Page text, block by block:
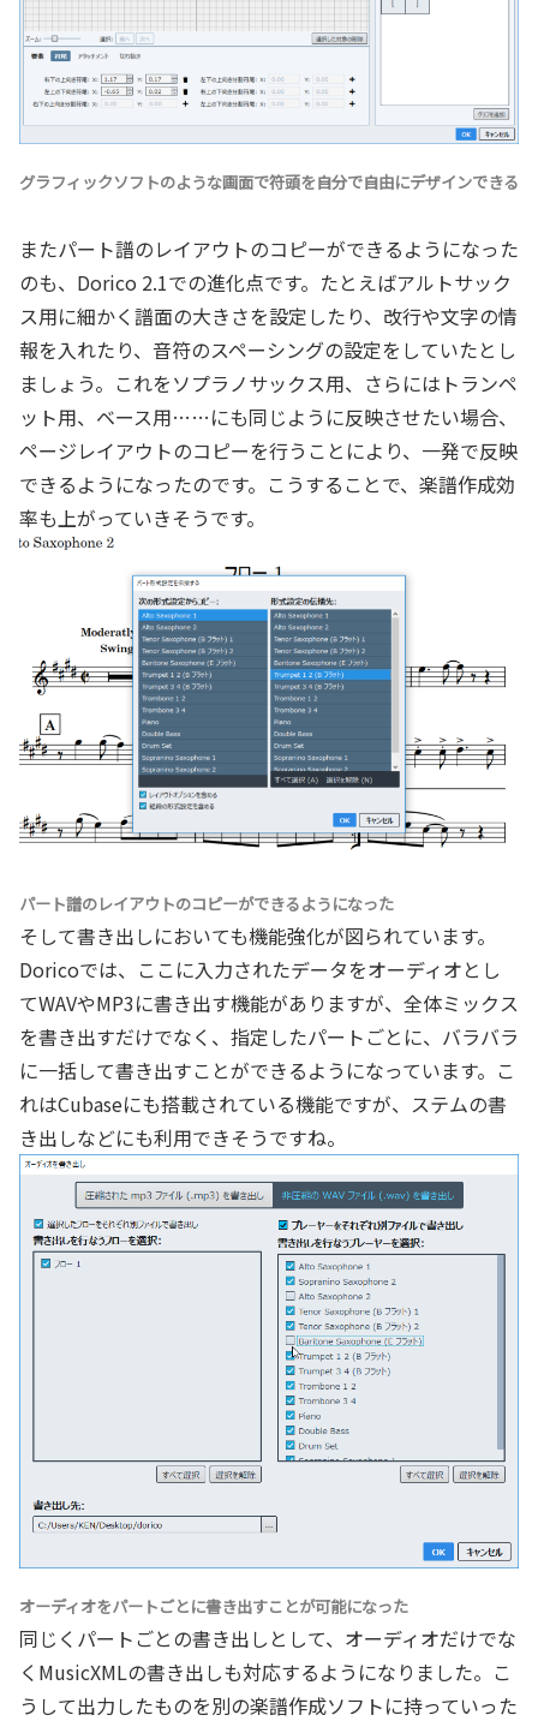
グラフィックソフトのような画面で符頭を自分で自由にデザインできる
またパート譜のレイアウトのコピーができるようになった
のも、Dorico 2.1での進化点です。たとえばアルトサック
ス用に細かく譜面の大きさを設定したり、改行や文字の情
報を入れたり、音符のスペーシングの設定をしていたとし
ましょう。これをソプラノサックス用、さらにはトランペ
ット用、ベース用……にも同じように反映させたい場合、
ページレイアウトのコピーを行うことにより、一発で反映
できるようになったのです。こうすることで、楽譜作成効
率も上がっていきそうです。
パート譜のレイアウトのコピーができるようになった
そして書き出しにおいても機能強化が図られています。
Doricoでは、ここに入力されたデータをオーディオとし
てWAVやMP3に書き出す機能がありますが、全体ミックス
を書き出すだけでなく、指定したパートごとに、バラバラ
に一括して書き出すことができるようになっています。こ
れはCubaseにも搭載されている機能ですが、ステムの書
き出しなどにも利用できそうですね。
オーディオをパートごとに書き出すことが可能になった
同じくパートごとの書き出しとして、オーディオだけでな
くMusicXMLの書き出しも対応するようになりました。こ
うして出力したものを別の楽譜作成ソフトに持っていった